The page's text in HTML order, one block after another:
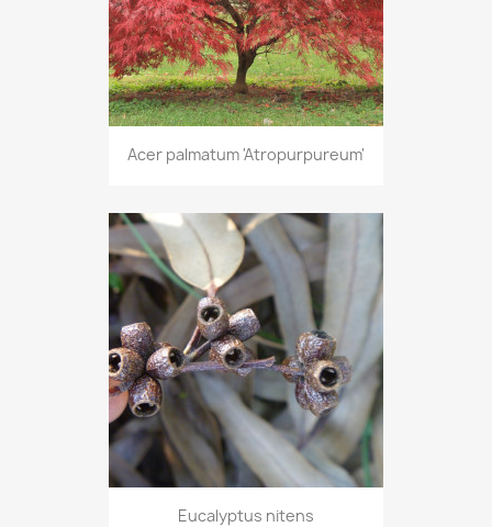
Acer palmatum 'Atropurpureum'
Eucalyptus nitens